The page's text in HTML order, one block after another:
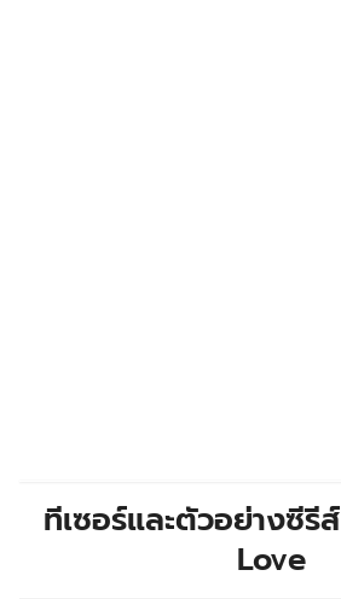
ทีเซอร์และตัวอย่างซีรีส์
Love